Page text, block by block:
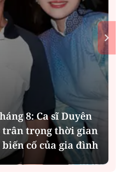
8: Ca sĩ Duyên
trân trọng thời gian
biến cố của gia đình